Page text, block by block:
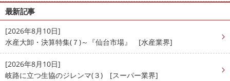
最新記事
[2026年8月10日]
水産大卸・決算特集(７)～『仙台市場』 [水産業界]
[2026年8月10日]
岐路に立つ生協のジレンマ(３) [スーパー業界]